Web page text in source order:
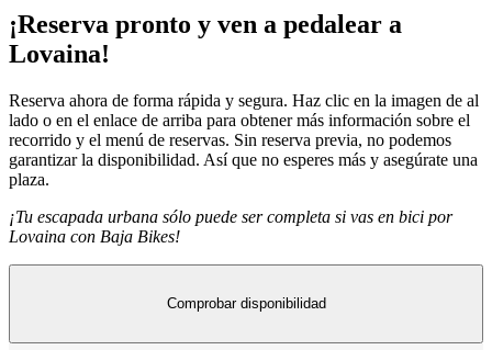
¡Reserva pronto y ven a pedalear a
Lovaina!
Reserva ahora de forma rápida y segura. Haz clic en la imagen de al
lado o en el enlace de arriba para obtener más información sobre el
recorrido y el menú de reservas. Sin reserva previa, no podemos
garantizar la disponibilidad. Así que no esperes más y asegúrate una
plaza.
¡Tu escapada urbana sólo puede ser completa si vas en bici por
Lovaina con Baja Bikes!
Comprobar disponibilidad